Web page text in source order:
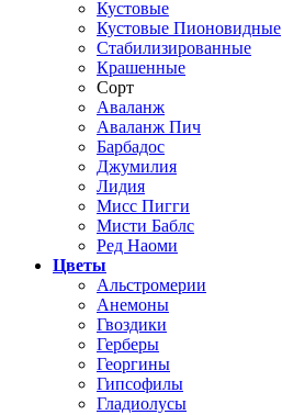
Кустовые
Кустовые Пионовидные
Стабилизированные
Крашенные
Сорт
Аваланж
Аваланж Пич
Барбадос
Джумилия
Лидия
Мисс Пигги
Мисти Баблс
Ред Наоми
Цветы
Альстромерии
Анемоны
Гвоздики
Герберы
Георгины
Гипсофилы
Гладиолусы